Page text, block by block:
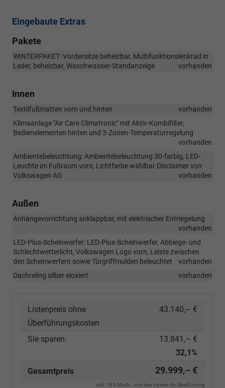
Eingebaute Extras
Pakete
WINTERPAKET: Vordersitze beheizbar, Multifunktionslenkrad in
Leder, beheizbar, Waschwasser-Standanzeige
vorhanden
Innen
Textilfußmatten vorn und hinten
vorhanden
Klimaanlage "Air Care Climatronic" mit Aktiv-Kombifilter,
Bedienelementen hinten und 3-Zonen-Temperaturregelung
vorhanden
Ambientebeleuchtung: Ambientebeleuchtung 30-farbig, LED-
Leuchte im Fußraum vorn, Lichtfarbe wählbar Disclaimer von
Volkswagen AG
vorhanden
Außen
Anhängevorrichtung anklappbar, mit elektrischer Entriegelung
vorhanden
LED-Plus-Scheinwerfer: LED-Plus-Scheinwerfer, Abbiege- und
Schlechtwetterlicht, Volkswagen Logo vorn, Leiste zwischen
den Scheinwerfern sowie Türgriffmulden beleuchtet
vorhanden
Dachreling silber eloxiert
vorhanden
Listenpreis ohne
Überführungskosten
43.140,– €
Sie sparen:
13.841,– €
32,1%
Gesamtpreis
29.999,– €
inkl. 19% MwSt., und den Kosten für Überführung